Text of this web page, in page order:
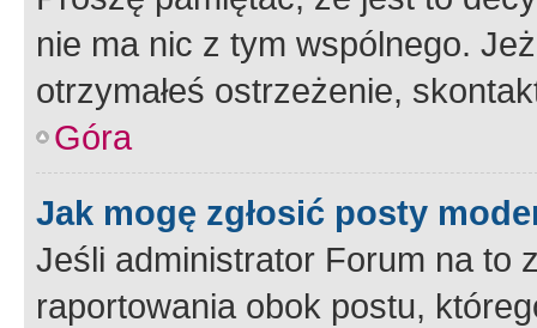
nie ma nic z tym wspólnego.
otrzymałeś ostrzeżenie,
Góra
Jak mogę zgłosić posty
Jeśli administrator Forum na to
raportowania obok postu,